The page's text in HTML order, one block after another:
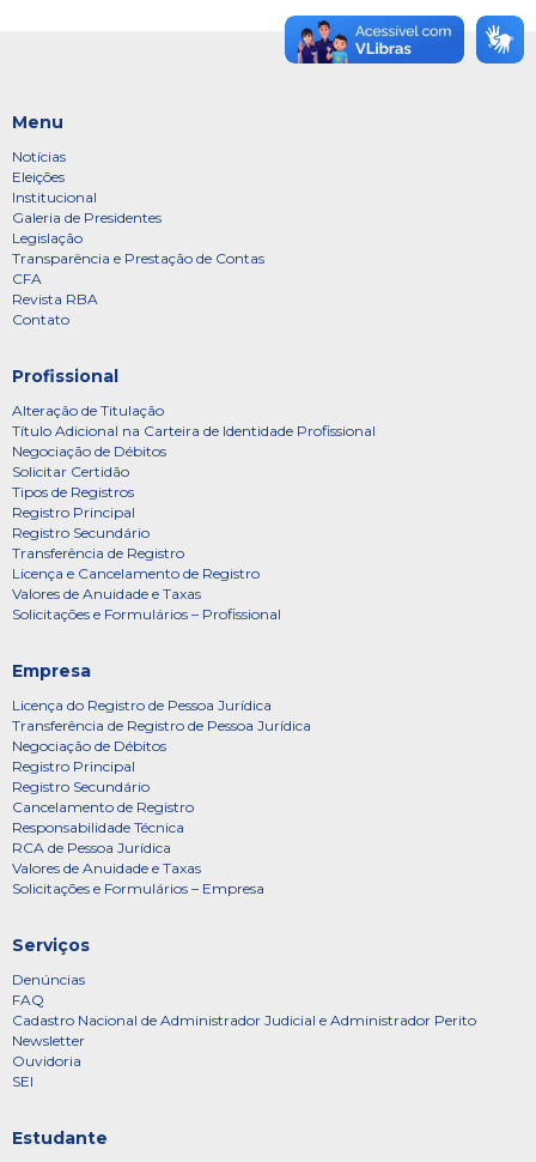
Menu
Notícias
Eleições
Institucional
Galeria de Presidentes
Legislação
Transparência e Prestação de Contas
CFA
Revista RBA
Contato
Profissional
Alteração de Titulação
Título Adicional na Carteira de Identidade Profissional
Negociação de Débitos
Solicitar Certidão
Tipos de Registros
Registro Principal
Registro Secundário
Transferência de Registro
Licença e Cancelamento de Registro
Valores de Anuidade e Taxas
Solicitações e Formulários – Profissional
Empresa
Licença do Registro de Pessoa Jurídica
Transferência de Registro de Pessoa Jurídica
Negociação de Débitos
Registro Principal
Registro Secundário
Cancelamento de Registro
Responsabilidade Técnica
RCA de Pessoa Jurídica
Valores de Anuidade e Taxas
Solicitações e Formulários – Empresa
Serviços
Denúncias
FAQ
Cadastro Nacional de Administrador Judicial e Administrador Perito
Newsletter
Ouvidoria
SEI
Estudante